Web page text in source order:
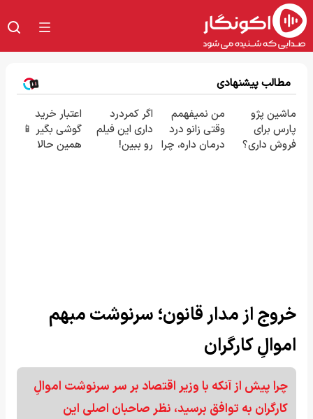
مطالب پیشنهادی
ماشین پژو
پارس برای
فروش داری؟
من نمیفهمم
وقتی زانو درد
درمان داره، چرا
اگر کمردرد
داری این فیلم
رو ببین!
اعتبار خرید
گوشی بگیر 📱
همین حالا
خروج از مدار قانون؛ سرنوشت مبهم
اموالِ کارگران
چرا پیش از آنکه با وزیر اقتصاد بر سر سرنوشت اموالِ
کارگران به توافق برسید، نظر صاحبان اصلی این